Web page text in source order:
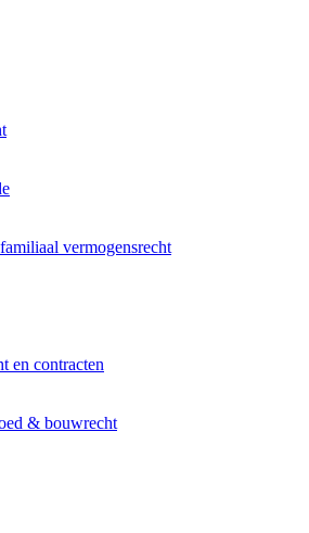
vermogensrecht
en contracten
& bouwrecht